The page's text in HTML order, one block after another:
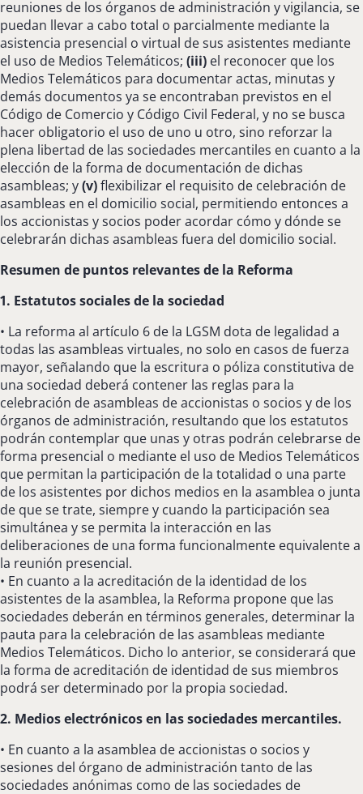
reuniones de los órganos de administración y vigilancia, se
puedan llevar a cabo total o parcialmente mediante la
asistencia presencial o virtual de sus asistentes mediante
el uso de Medios Telemáticos; (iii) el reconocer que los
Medios Telemáticos para documentar actas, minutas y
demás documentos ya se encontraban previstos en el
Código de Comercio y Código Civil Federal, y no se busca
hacer obligatorio el uso de uno u otro, sino reforzar la
plena libertad de las sociedades mercantiles en cuanto a la
elección de la forma de documentación de dichas
asambleas; y(v)flexibilizar el requisito de celebración de
asambleas en el domicilio social, permitiendo entonces a
los accionistas y socios poder acordar cómo y dónde se
celebrarán dichas asambleas fuera del domicilio social.
Resumen de puntos relevantes de la Reforma
1. Estatutos sociales de la sociedad
• La reforma al artículo 6 de la LGSM dota de legalidad a
todas las asambleas virtuales, no solo en casos de fuerza
mayor, señalando que la escritura o póliza constitutiva de
una sociedad deberá contener las reglas para la
celebración de asambleas de accionistas o socios y de los
órganos de administración, resultando que los estatutos
podrán contemplar que unas y otras podrán celebrarse de
forma presencial o mediante el uso de Medios Telemáticos
que permitan la participación de la totalidad o una parte
de los asistentes por dichos medios en la asamblea o junta
de que se trate, siempre y cuando la participación sea
simultánea y se permita la interacción en las
deliberaciones de una forma funcionalmente equivalente a
la reunión presencial.
• En cuanto a la acreditación de la identidad de los
asistentes de la asamblea, la Reforma propone que las
sociedades deberán en términos generales, determinar la
pauta para la celebración de las asambleas mediante
Medios Telemáticos. Dicho lo anterior, se considerará que
la forma de acreditación de identidad de sus miembros
podrá ser determinado por la propia sociedad.
2. Medios electrónicos en las sociedades mercantiles.
• En cuanto a la asamblea de accionistas o socios y
sesiones del órgano de administración tanto de las
sociedades anónimas como de las sociedades de